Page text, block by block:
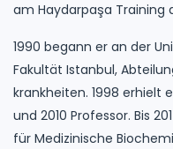
am Haydarpaşa Training
1990 begann er an der
Fakultät Istanbul,
krankheiten. 1998 erhielt
und 2010 Professor. Bis
für Medizinische